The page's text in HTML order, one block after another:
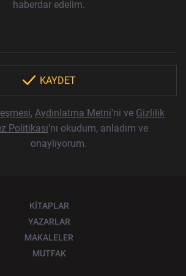
haberdar edelim.
Aboneliği
KAYDET
, Aydınlatma Metni'ni ve Gizlilik
Politikası'nı okudum, anladım ve
onaylıyorum.
KİTAPLAR
YAZARLAR
MAKALELER
MUTFAK